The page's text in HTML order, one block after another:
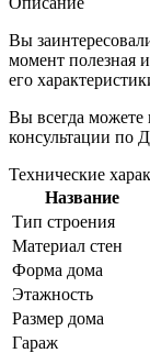
Вы
момент полезная
его
Вы всегда можете
консультации по
Технические
Название
Тип строения
Материал стен
Форма дома
Этажность
Размер дома
Гараж